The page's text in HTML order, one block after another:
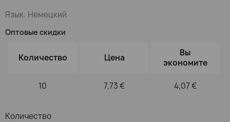
Язык: Немецкий
Оптовые скидки
Количество Цена
Вы
экономите
10 7,73 € 4,07 €
Количество